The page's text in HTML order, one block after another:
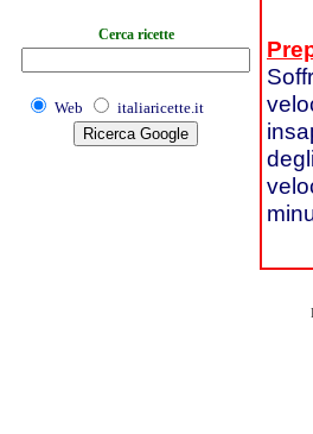
Cerca ricette
Web italiaricette.it